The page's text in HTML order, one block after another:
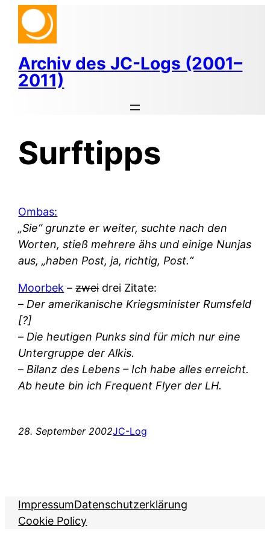
Zum
Inhalt
springen
Archiv des JC-Logs (2001–
2011)
Surftipps
Ombas:
„Sie“ grunzte er weiter, suchte nach den
Worten, stieß mehrere ähs und einige Nunjas
aus, „haben Post, ja, richtig, Post.“
Moorbek –zweidrei Zitate:
– Der amerikanische Kriegsminister Rumsfeld
[?]
– Die heutigen Punks sind für mich nur eine
Untergruppe der Alkis.
– Bilanz des Lebens – Ich habe alles erreicht.
Ab heute bin ich Frequent Flyer der LH.
28. September 2002JC-Log
ImpressumDatenschutzerklärung
Cookie Policy